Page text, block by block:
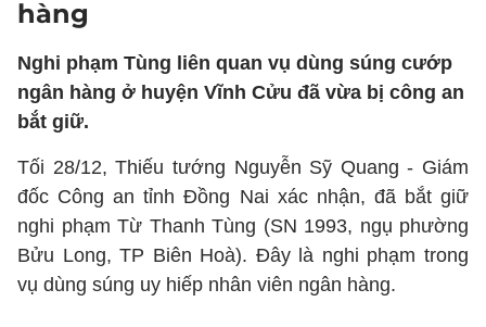
hàng
Nghi phạm Tùng liên quan vụ dùng súng cướp
ngân hàng ở huyện Vĩnh Cửu đã vừa bị công an
bắt giữ.
Tối 28/12, Thiếu tướng Nguyễn Sỹ Quang - Giám
đốc Công an tỉnh Đồng Nai xác nhận, đã bắt giữ
nghi phạm Từ Thanh Tùng (SN 1993, ngụ phường
Bửu Long, TP Biên Hoà). Đây là nghi phạm trong
vụ dùng súng uy hiếp nhân viên ngân hàng.